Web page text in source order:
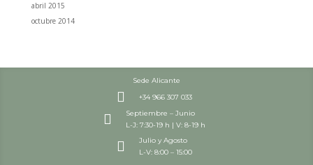
abril 2015
octubre 2014
Sede Alicante
 +34 966 307 033

Septiembre – Junio
L-J: 7:30-19 h | V: 8-19 h

Julio y Agosto
L-V: 8:00 – 15:00